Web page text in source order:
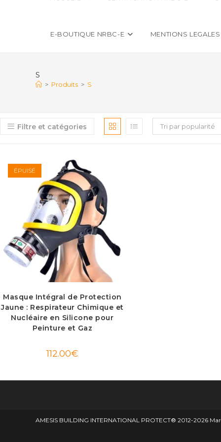
E-BOUTIQUE NRBC-E MENTIONS LEGALES
S
> Produits > S
Filtre et catégories Tri par popularité
ÉPUISÉ
Masque Intégral de Protection
Jaune : Respirateur Chimique et
Nucléaire en Silicone pour
Peinture et Gaz
112.00€
AMESIS BUILDING INTERNATIONAL PROTECT® 2012-2026